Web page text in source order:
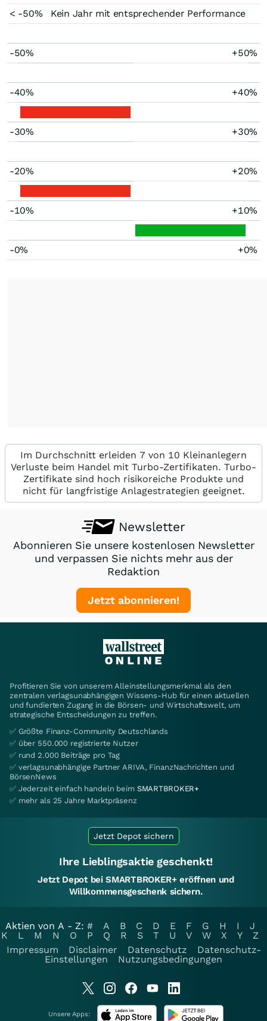
< -50%
Kein Jahr mit entsprechender Performance
-50% +50%
-40% +40%
-30% +30%
-20% +20%
-10% +10%
-0% +0%
Im Durchschnitt erleiden 7 von 10 Kleinanlegern
Verluste beim Handel mit Turbo-Zertifikaten. Turbo-
Zertifikate sind hoch risikoreiche Produkte und
nicht für langfristige Anlagestrategien geeignet.
Newsletter
Abonnieren Sie unsere kostenlosen Newsletter
und verpassen Sie nichts mehr aus der
Redaktion
Jetzt abonnieren!
Profitieren Sie von unserem Alleinstellungsmerkmal als den
zentralen verlagsunabhängigen Wissens-Hub für einen aktuellen
und fundierten Zugang in die Börsen- und Wirtschaftswelt, um
strategische Entscheidungen zu treffen.
✅ Größte Finanz-Community Deutschlands
✅ über 550.000 registrierte Nutzer
✅ rund 2.000 Beiträge pro Tag
✅ verlagsunabhängige Partner ARIVA, FinanzNachrichten und
BörsenNews
✅ Jederzeit einfach handeln beim SMARTBROKER+
✅ mehr als 25 Jahre Marktpräsenz
Jetzt Depot sichern
Ihre Lieblingsaktie geschenkt!
Jetzt Depot bei SMARTBROKER+ eröffnen und
Willkommensgeschenk sichern.
Aktien von A - Z: # A B C D E F G H I
J
K
L M N O P Q R S T U V W X Y
Z
Impressum
Disclaimer Datenschutz
Datenschutz-
Einstellungen
Nutzungsbedingungen
Unsere Apps: